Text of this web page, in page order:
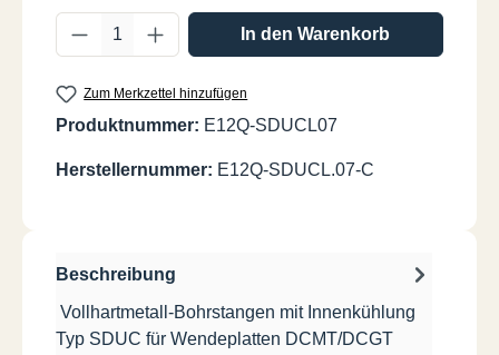
Produkt Anzahl: Gib den gewünschten
In den Warenkorb
Zum Merkzettel hinzufügen
Produktnummer: E12Q-SDUCL07
Herstellernummer: E12Q-SDUCL.07-C
Beschreibung
Vollhartmetall-Bohrstangen mit Innenkühlung
Typ SDUC für Wendeplatten DCMT/DCGT